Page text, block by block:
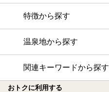
特徴から探す
温泉地から探す
関連キーワードから探す
おトクに利用する